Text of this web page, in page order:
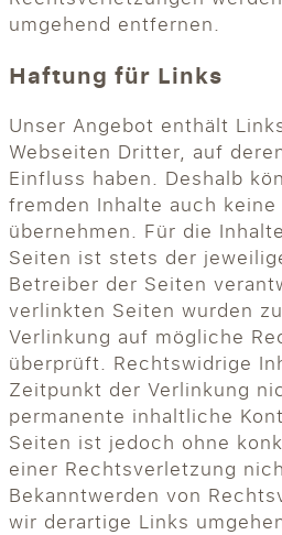
umgehend entfernen.
Haftung für Links
Unser Angebot enthält
Webseiten Dritter, auf
Einfluss haben. Deshalb
fremden Inhalte auch keine
übernehmen. Für die
Seiten ist stets der
Betreiber der Seiten
verlinkten Seiten wurden
Verlinkung auf mögliche
überprüft. Rechtswidrige
Zeitpunkt der Verlinkung
permanente inhaltliche
Seiten ist jedoch ohne
einer Rechtsverletzung
Bekanntwerden von
wir derartige Links